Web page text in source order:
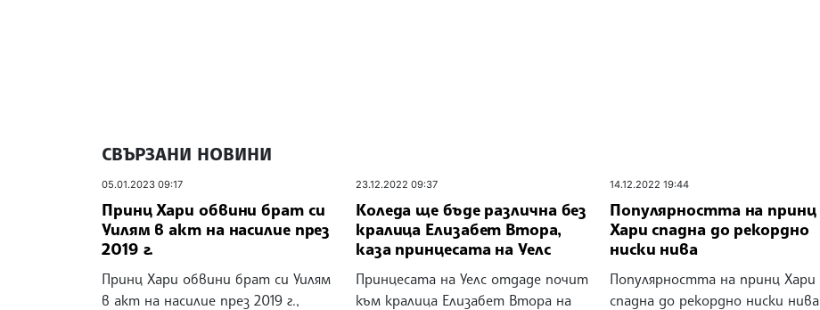
СВЪРЗАНИ НОВИНИ
05.01.2023 09:17
Принц Хари обвини брат си
Уилям в акт на насилие през
2019 г.
Принц Хари обвини брат си Уилям
в акт на насилие през 2019 г.,
23.12.2022 09:37
Коледа ще бъде различна без
кралица Елизабет Втора,
каза принцесата на Уелс
Принцесата на Уелс отдаде почит
към кралица Елизабет Втора на
14.12.2022 19:44
Популярността на принц
Хари спадна до рекордно
ниски нива
Популярността на принц Хари
спадна до рекордно ниски нива